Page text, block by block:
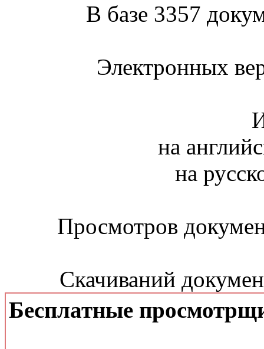
В базе 3357
Электронных
на
на
Просмотров
Скачиваний
Бесплатные